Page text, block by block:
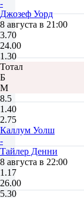
-
Джозеф Уорд
8 августа в 21:00
3.70
24.00
1.30
Тотал
Б
М
8.5
1.40
2.75
Каллум Уолш
-
Тайлер Денни
8 августа в 22:00
1.17
26.00
5.30